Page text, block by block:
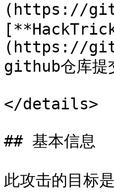
(https://
(https://
github仓库提
</details>
## 基本信息
此攻击的目标